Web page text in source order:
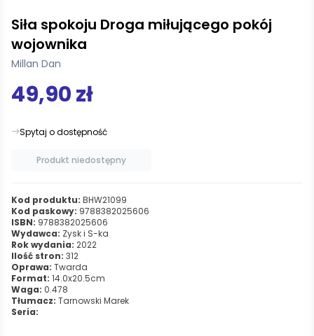
Siła spokoju Droga miłującego pokój
wojownika
Millan Dan
49,90 zł
Spytaj o dostępność
Produkt niedostępny
Kod produktu: BHW21099
Kod paskowy: 9788382025606
ISBN: 9788382025606
Wydawca: Zysk i S-ka
Rok wydania: 2022
Ilość stron: 312
Oprawa: Twarda
Format: 14.0x20.5cm
Waga: 0.478
Tłumacz: Tarnowski Marek
Seria: